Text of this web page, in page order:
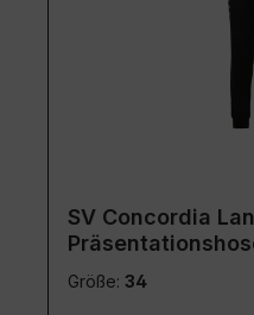
SV Concordia
Größe: 34